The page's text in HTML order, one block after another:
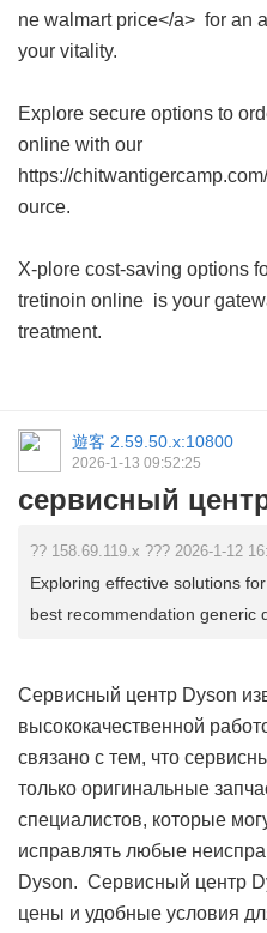
ne walmart price</a> for an
your vitality.
Explore secure options to
online with our
https://
ource.
X-plore cost-saving options
tretinoin online is your
treatment.
遊客 2.59.50.x:10800
2026-1-13 09:52:25
сервисный
?? 158.69.119.x ??? 2026-1-12
Exploring effective solutions
best recommendation generic
Сервисный центр Dyson
высококачественной
связано с тем, что
только оригинальные
специалистов, которые
исправлять любые
Dyson. Сервисный центр
цены и удобные условия